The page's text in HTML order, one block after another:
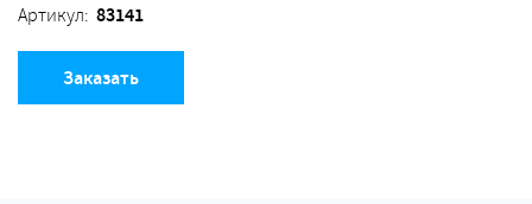
Артикул: 83141
Заказать